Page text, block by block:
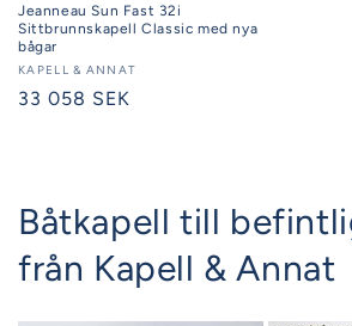
Jeanneau Sun Fast 32i
Sittbrunnskapell Classic med nya
bågar
Säljare:
KAPELL & ANNAT
Ordinarie
33 058 SEK
Båtkapell till
från Kapell & Annat